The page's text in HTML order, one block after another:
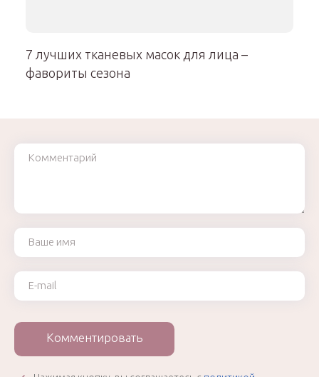
7 лучших тканевых масок для лица –
фавориты сезона
Комментарий
Ваше имя
Ваш e-mail
Комментировать